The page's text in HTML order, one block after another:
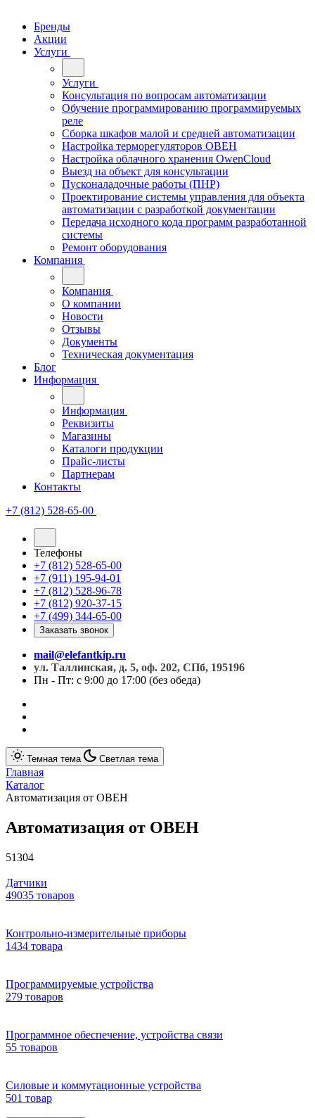
Бренды
Акции
Услуги
Услуги
Консультация по вопросам автоматизации
Обучение программированию программируемых
реле
Сборка шкафов малой и средней автоматизации
Настройка терморегуляторов ОВЕН
Настройка облачного хранения OwenCloud
Выезд на объект для консультации
Пусконаладочные работы (ПНР)
Проектирование системы управления для объекта
автоматизации с разработкой документации
Передача исходного кода программ разработанной
системы
Ремонт оборудования
Компания
Компания
О компании
Новости
Отзывы
Документы
Техническая документация
Блог
Информация
Информация
Реквизиты
Магазины
Каталоги продукции
Прайс-листы
Партнерам
Контакты
+7 (812) 528-65-00
Телефоны
+7 (812) 528-65-00
+7 (911) 195-94-01
+7 (812) 528-96-78
+7 (812) 920-37-15
+7 (499) 344-65-00
Заказать звонок
mail@elefantkip.ru
ул. Таллинская, д. 5, оф. 202, СПб, 195196
Пн - Пт: с 9:00 до 17:00 (без обеда)
Темная тема Светлая тема
Главная
Каталог
Автоматизация от ОВЕН
Автоматизация от ОВЕН
51304
Датчики
49035 товаров
Контрольно-измерительные приборы
1434 товара
Программируемые устройства
279 товаров
Программное обеспечение, устройства связи
55 товаров
Силовые и коммутационные устройства
501 товар